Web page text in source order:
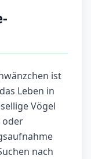
ist
Leben in
Vögel
oder
nach